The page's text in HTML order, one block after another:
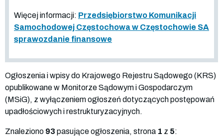
Więcej informacji: Przedsiębiorstwo Komunikacji
Samochodowej Częstochowa w Częstochowie SA
sprawozdanie finansowe
Ogłoszenia i wpisy do Krajowego Rejestru Sądowego (KRS)
opublikowane w Monitorze Sądowym i Gospodarczym
(MSiG), z wyłączeniem ogłoszeń dotyczących postępowań
upadłościowych i restrukturyzacyjnych.
Znaleziono 93 pasujące ogłoszenia, strona 1 z 5: